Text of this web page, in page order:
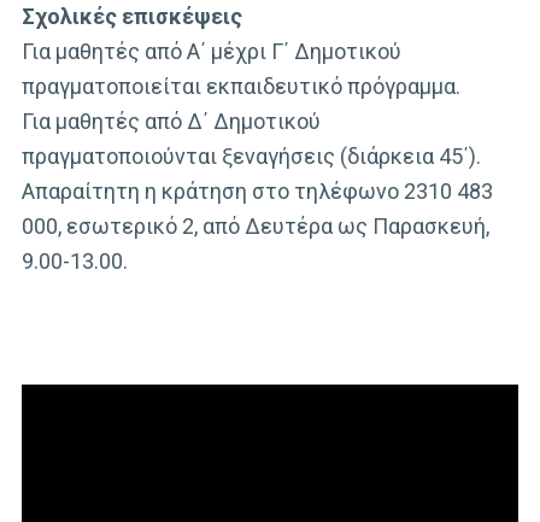
Σχολικές επισκέψεις
Για μαθητές από Α΄ μέχρι Γ΄ Δημοτικού
πραγματοποιείται εκπαιδευτικό πρόγραμμα.
Για μαθητές από Δ΄ Δημοτικού
πραγματοποιούνται ξεναγήσεις (διάρκεια 45΄).
Απαραίτητη η κράτηση στο τηλέφωνο 2310 483
000, εσωτερικό 2, από Δευτέρα ως Παρασκευή,
9.00-13.00.